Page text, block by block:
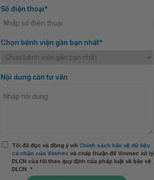
Số điện thoại*
Chọn bệnh viện gần bạn nhất*
Nội dung cần tư vấn
Tôi đã đọc và đồng ý với Chính sách bảo vệ dữ liệu
cá nhân của Vinmec và chấp thuận để Vinmec xử lý
DLCN của tôi theo quy định của pháp luật về bảo vệ
DLCN. *